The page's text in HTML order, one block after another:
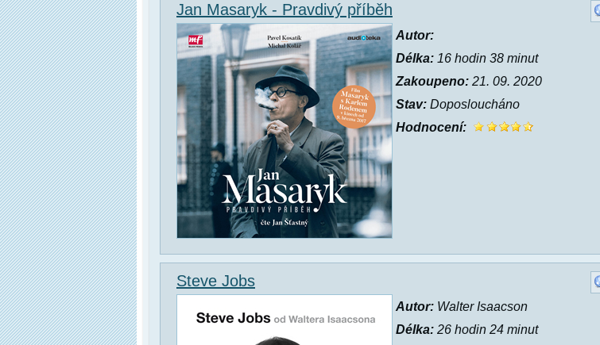
Jan Masaryk - Pravdivý příběh
Autor:
Délka: 16 hodin 38 minut
Zakoupeno: 21. 09. 2020
Stav: Doposloucháno
Hodnocení:
Steve Jobs
Autor: Walter Isaacson
Délka: 26 hodin 24 minut